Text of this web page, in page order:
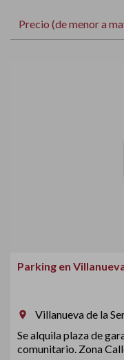
Precio (de menor a
Parking en
room
Villanueva de la
Se alquila plaza de
comunitario. Zona